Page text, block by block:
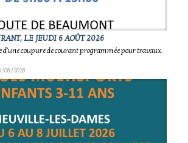
LE JEUDI 6 AOÛT 2026
d'une coupure de courant programmée pour travaux.
06/2026